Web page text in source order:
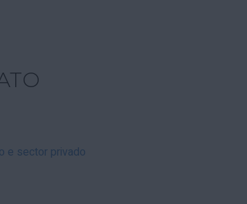
e sector privado